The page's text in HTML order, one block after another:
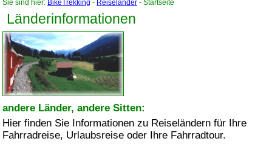
Sie sind hier: BikeTrekking - Reiseländer - Startseite
Länderinformationen
andere Länder, andere Sitten:
Hier finden Sie Informationen zu Reiseländern für Ihre
Fahrradreise, Urlaubsreise oder Ihre Fahrradtour.